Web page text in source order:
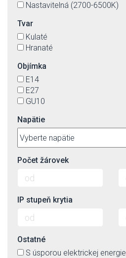
Nastavitelná (2700-6500K)
Tvar
Kulaté
Hranaté
Objímka
E14
E27
GU10
Napätie
Počet žárovek
IP stupeň krytia
Ostatné
S úsporou elektrickej energie